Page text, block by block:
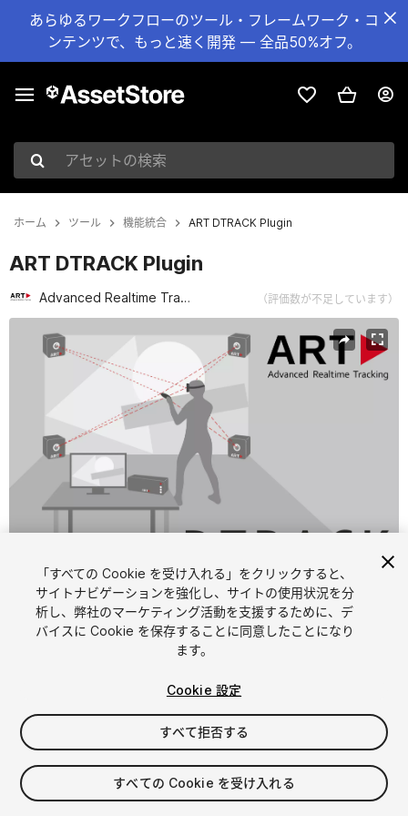
あらゆるワークフローのツール・フレームワーク・コ
ンテンツで、もっと速く開発 — 全品50%オフ。
アセットの検索
ホーム ツール 機能統合 ART DTRACK Plugin
ART DTRACK Plugin
Advanced Realtime Tracking GmbH & Co. KG （評価数が不足しています）
FREE
マイアセットに追加する
「すべての Cookie を受け入れる」をクリックすると、
サイトナビゲーションを強化し、サイトの使用状況を分
析し、弊社のマーケティング活動を支援するために、デ
バイスに Cookie を保存することに同意したことになり
ます。
Cookie 設定
すべて拒否する
すべての Cookie を受け入れる